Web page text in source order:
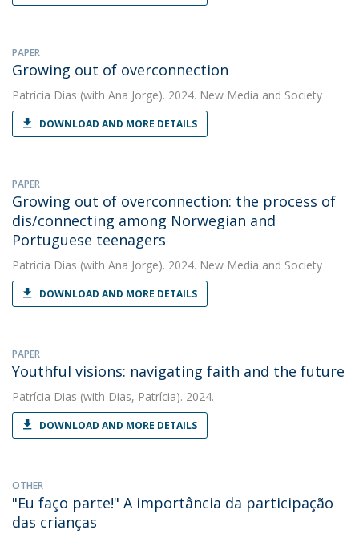
PAPER
Growing out of overconnection
Patrícia Dias (with Ana Jorge). 2024. New Media and Society
DOWNLOAD AND MORE DETAILS
PAPER
Growing out of overconnection: the process of
dis/connecting among Norwegian and
Portuguese teenagers
Patrícia Dias (with Ana Jorge). 2024. New Media and Society
DOWNLOAD AND MORE DETAILS
PAPER
Youthful visions: navigating faith and the future
Patrícia Dias (with Dias, Patrícia). 2024.
DOWNLOAD AND MORE DETAILS
OTHER
"Eu faço parte!" A importância da participação
das crianças